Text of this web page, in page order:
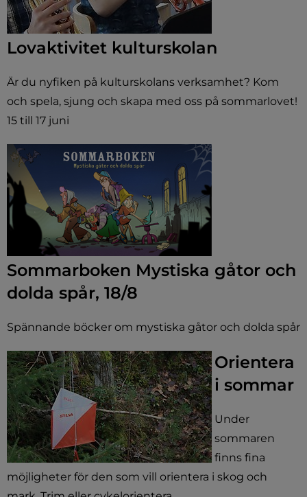
Lovaktivitet kulturskolan
Är du nyfiken på kulturskolans verksamhet? Kom
och spela, sjung och skapa med oss på sommarlovet!
15 till 17 juni
Sommarboken Mystiska gåtor och
dolda spår, 18/8
Spännande böcker om mystiska gåtor och dolda spår
Orientera
i sommar
Under
sommaren
finns fina
möjligheter för den som vill orientera i skog och